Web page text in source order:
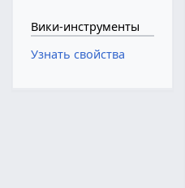
Вики-инструменты
Узнать свойства